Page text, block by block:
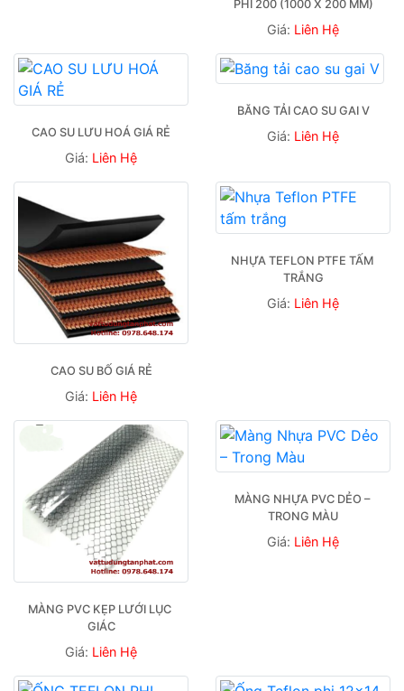
PHI 200 (1000 X 200 MM)
Giá: Liên Hệ
CAO SU LƯU HOÁ GIÁ RẺ
Giá: Liên Hệ
BĂNG TẢI CAO SU GAI V
Giá: Liên Hệ
CAO SU BỐ GIÁ RẺ
Giá: Liên Hệ
NHỰA TEFLON PTFE TẤM
TRẮNG
Giá: Liên Hệ
MÀNG PVC KẸP LƯỚI LỤC
GIÁC
Giá: Liên Hệ
MÀNG NHỰA PVC DẺO –
TRONG MÀU
Giá: Liên Hệ